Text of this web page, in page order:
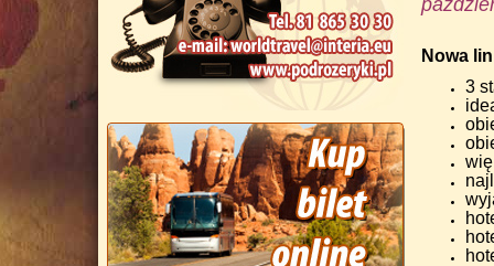
Nowa
3